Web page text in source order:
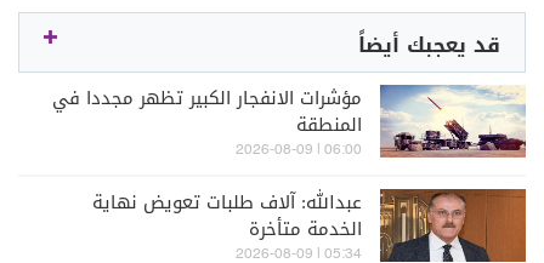
قد يعجبك أيضاً
مؤشرات الانفجار الكبير تظهر مجددا في
المنطقة
06:00 | 2026-08-09
عبدالله: آلاف طلبات تعويض نهاية
الخدمة متأخرة
05:34 | 2026-08-09